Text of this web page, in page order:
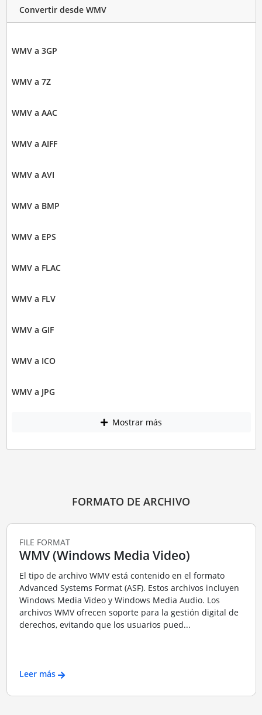
Convertir desde WMV
WMV a 3GP
WMV a 7Z
WMV a AAC
WMV a AIFF
WMV a AVI
WMV a BMP
WMV a EPS
WMV a FLAC
WMV a FLV
WMV a GIF
WMV a ICO
WMV a JPG
Mostrar más
FORMATO DE ARCHIVO
FILE FORMAT
WMV (Windows Media Video)
El tipo de archivo WMV está contenido en el formato
Advanced Systems Format (ASF). Estos archivos incluyen
Windows Media Video y Windows Media Audio. Los
archivos WMV ofrecen soporte para la gestión digital de
derechos, evitando que los usuarios pued...
Leer más